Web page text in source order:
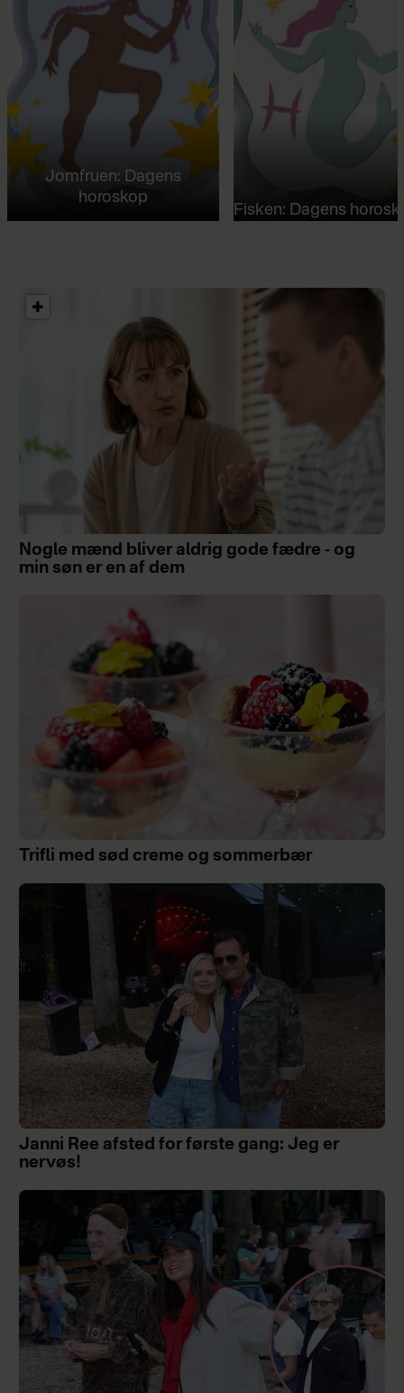
Jomfruen: Dagens
horoskop
Fisken: Dagens
Nogle mænd bliver aldrig gode fædre - og
min søn er en af dem
Trifli med sød creme og sommerbær
Janni Ree afsted for første gang: Jeg er
nervøs!